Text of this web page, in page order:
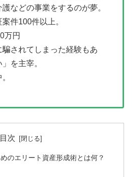
などの事業をするのが夢。
件100件以上。
万円
されてしまった経験もあ
を主宰。
目次
のエリート資産形成術とは何？